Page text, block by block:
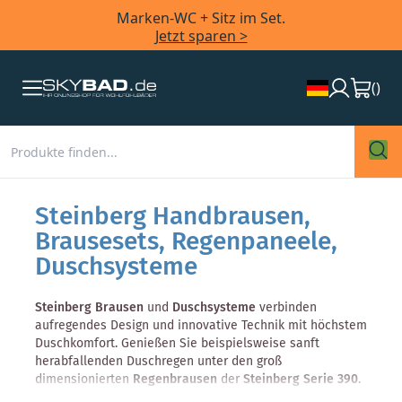
Marken-WC + Sitz im Set.
Jetzt sparen >
()
Steinberg Handbrausen,
Brausesets, Regenpaneele,
Duschsysteme
Steinberg Brausen und Duschsystemeverbinden
aufregendes Design und innovative Technik mit höchstem
Duschkomfort. Genießen Sie beispielsweise sanft
herabfallenden Duschregen unter den groß
dimensionierten Regenbrausen derSteinberg Serie 390.
Hier können Sie sich von den zarten Wasserperlen